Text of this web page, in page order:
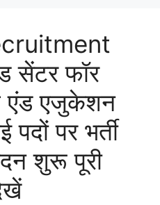
सेंटर फॉर
एंड एजुकेशन
पर भर्ती
शुरू पूरी